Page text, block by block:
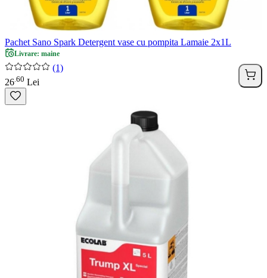
Pachet Sano Spark Detergent vase cu pompita Lamaie 2x1L
Livrare: maine
(1)
26 60 Lei